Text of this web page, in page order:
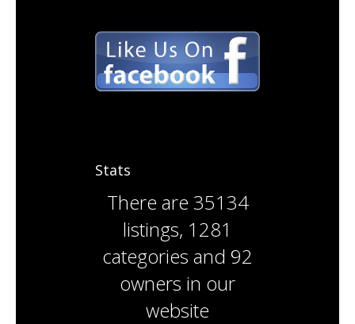
Stats
There are 35134
listings, 1281
categories and 92
owners in our
website